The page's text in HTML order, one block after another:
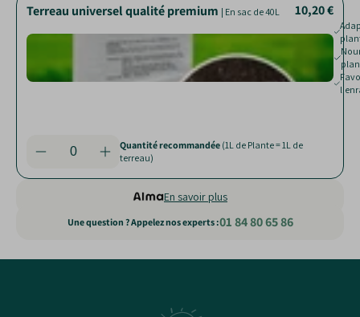
Terreau universel qualité premium | En sac de 40L 10,20 €
Quantité recommandée (1L de Plante = 1L de
terreau)
| 13,51 €
Paillage de chanvre| Sac de 250 L 23,80 €
Quantité recommandée (Couvre 3 m²)
En savoir plus
Une question ? Appelez nos experts :01 84 80 65 86